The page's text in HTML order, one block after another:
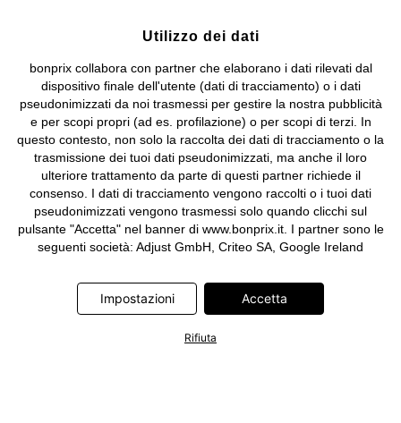
Utilizzo dei dati
bonprix collabora con partner che elaborano i dati rilevati dal
dispositivo finale dell'utente (dati di tracciamento) o i dati
pseudonimizzati da noi trasmessi per gestire la nostra pubblicità
e per scopi propri (ad es. profilazione) o per scopi di terzi. In
questo contesto, non solo la raccolta dei dati di tracciamento o la
trasmissione dei tuoi dati pseudonimizzati, ma anche il loro
ulteriore trattamento da parte di questi partner richiede il
consenso. I dati di tracciamento vengono raccolti o i tuoi dati
pseudonimizzati vengono trasmessi solo quando clicchi sul
pulsante "Accetta" nel banner di www.bonprix.it. I partner sono le
seguenti società: Adjust GmbH, Criteo SA, Google Ireland
Meta Platforms Ireland Limited, Microsoft Ireland Operations
Limited, Pinterest Europe Limited, RTB-House GmbH, TikTok
Information Technologies UK Limited. Ulteriori informazioni sul
trattamento dei dati da parte di questi partner sono disponibili
Impostazioni Accetta
Rifiuta